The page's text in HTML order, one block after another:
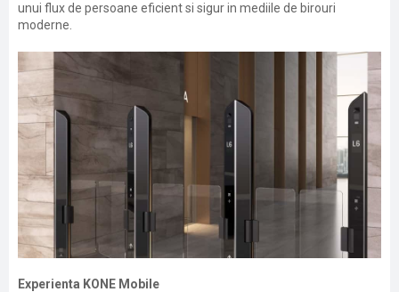
unui flux de persoane eficient si sigur in mediile de birouri
moderne.
Experienta KONE Mobile